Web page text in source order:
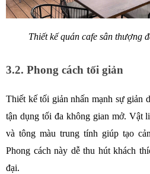
Thiết kế quán cafe sân thượng
3.2. Phong cách tối giản
Thiết kế tối giản nhấn mạnh sự giản
tận dụng tối đa không gian mở. Vật
và tông màu trung tính giúp tạo
Phong cách này dễ thu hút khách
đại.